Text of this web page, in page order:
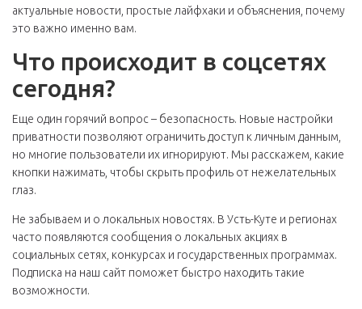
актуальные новости, простые лайфхаки и объяснения, почему
это важно именно вам.
Что происходит в соцсетях
сегодня?
Еще один горячий вопрос – безопасность. Новые настройки
приватности позволяют ограничить доступ к личным данным,
но многие пользователи их игнорируют. Мы расскажем, какие
кнопки нажимать, чтобы скрыть профиль от нежелательных
глаз.
Не забываем и о локальных новостях. В Усть-Куте и регионах
часто появляются сообщения о локальных акциях в
социальных сетях, конкурсах и государственных программах.
Подписка на наш сайт поможет быстро находить такие
возможности.